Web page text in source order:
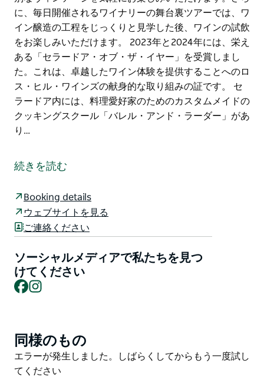
に、毎日開催されるワイナリーの舞台裏ツアーでは、ワ
イン醸造の工程をじっくりと見学した後、ワインの試飲
をお楽しみいただけます。 2023年と2024年には、栄え
ある「セラードア・オブ・ザ・イヤー」を受賞しまし
た。これは、卓越したワイン体験を提供することへのロ
ス・ヒル・ワインズの献身的な取り組みの証です。 セ
ラードア内には、料理愛好家のためのカスタムメイドの
クッキングスクール「バレル・アンド・ラーダー」があ
り…
Activeカーボンニュートラル認証ワイナリーという栄誉
を誇り、持続可能性と卓越性への揺るぎないコミットメ
セラードアは、受賞歴のあるワインをじっくりと味わ
い、お楽しみいただける、温かく居心地の良い空間を提
供しています。年中無休で営業しており、ご予約をお勧
めしておりますが、空席があれば予約なしでも歓迎いた
します。そのため、特別なヴィンテージを気軽にお楽し
みいただけます。さらに、毎日開催されるワイナリーの
2023年と2024年には、栄えある「セラードア・オブ・
ザ・イヤー」を受賞しました。これは、卓越したワイン
体験を提供することへのロス・ヒル・ワインズの献身的
な取り組みの証です。
続きを読む
Booking details
ウェブサイトを見る
ご連絡ください
ソーシャルメディアで私たちを見つ
けてください
Facebook
Product
List
同様のもの
Product
List
エラーが発生しました。しばらくしてからもう一度試し
てください